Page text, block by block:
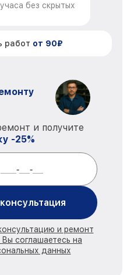
без скрытых
работ от 90₽
и получите
-25%
и ремонт
соглашаетесь на
данных